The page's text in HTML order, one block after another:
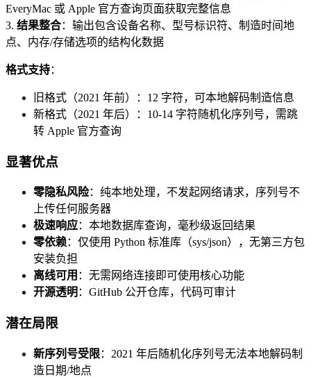
EveryMac 或 Apple 官方查询页面获取完整信息
3. 结果整合：输出包含设备名称、型号标识符、制造时间地
点、内存/存储选项的结构化数据
格式支持：
旧格式（2021 年前）：12 字符，可本地解码制造信息
新格式（2021 年后）：10-14 字符随机化序列号，需跳
转 Apple 官方查询
显著优点
零隐私风险：纯本地处理，不发起网络请求，序列号不
上传任何服务器
极速响应：本地数据库查询，毫秒级返回结果
零依赖：仅使用 Python 标准库（sys/json），无第三方包
安装负担
离线可用 ：无需网络连接即可使用核心功能
开源透明 ：GitHub 公开仓库，代码可审计
潜在局限
新序列号受限：2021 年后随机化序列号无法本地解码制
造日期/地点